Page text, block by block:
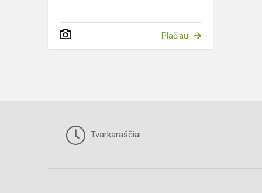
Plačiau
Tvarkaraščiai